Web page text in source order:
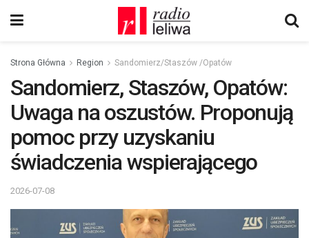
Strona Główna Region Sandomierz/Staszów /Opatów
Sandomierz, Staszów, Opatów:
Uwaga na oszustów. Proponują
pomoc przy uzyskaniu
świadczenia wspierającego
2026-07-08